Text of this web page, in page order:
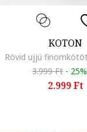
KOTON
3.999 Ft - 25%
2.999 Ft